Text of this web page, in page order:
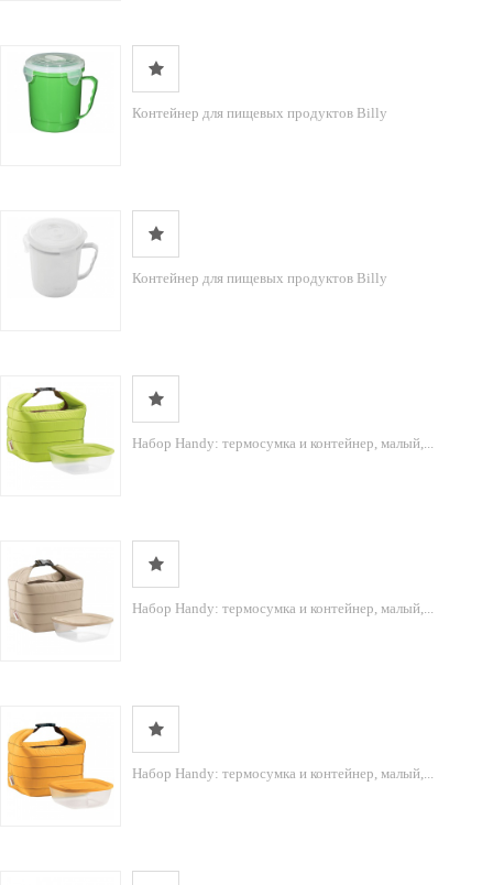
Контейнер для пищевых продуктов Billy
Контейнер для пищевых продуктов Billy
Набор Handy: термосумка и контейнер, малый,...
Набор Handy: термосумка и контейнер, малый,...
Набор Handy: термосумка и контейнер, малый,...